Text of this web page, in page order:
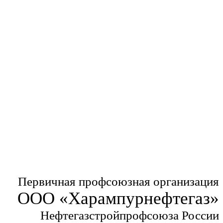
Первичная профсоюзная организация
ООО «Харампурнефтегаз»
Нефтегазстройпрофсоюза России